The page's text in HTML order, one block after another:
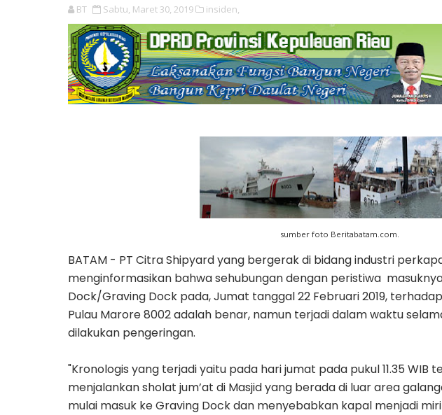
BT Sabtu, Maret 30, 2019 insiden,
sumber foto Beritabatam.com.
BATAM - PT Citra Shipyard yang bergerak di bidang industri
menginformasikan bahwasehubungan dengan peristiwa
Dock/Graving Dock pada, Jumat tanggal 22 Februari 2019, terhadap
Pulau Marore 8002 adalah benar, namun terjadi dalam waktu
dilakukan pengeringan.
"Kronologis yang terjadi yaitu pada hari jumat pada pukul 11.35
menjalankan sholat jum’at di Masjid yang berada di luar area
mulai masuk ke Graving Dock dan menyebabkan kapal menjadi